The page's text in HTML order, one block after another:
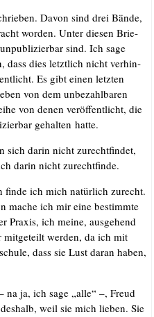
Davon sind drei Bän­de,
wor­den. Unter die­sen Brie­
unpu­bli­zier­bar sind. Ich sage
dass dies letzt­lich nicht ver­hin­
Es gibt einen letz­ten
von dem unbe­zahl­ba­ren
von denen ver­öf­fent­licht, die
gehal­ten hatte.
sich dar­in nicht zurecht­fin­det,
dar­in nicht zurechtfinde.
fin­de ich mich natür­lich zurecht.
mache ich mir eine bestimm­te
Pra­xis, ich mei­ne, aus­ge­hend
wer­den, da ich mit
dass sie Lust dar­an haben,
ja, ich sage „alle“ –, Freud
weil sie mich lie­ben. Sie